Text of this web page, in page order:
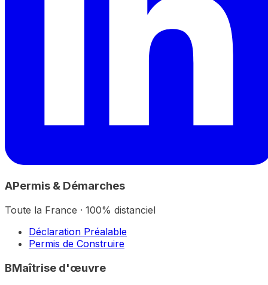
APermis & Démarches
Toute la France · 100% distanciel
Déclaration Préalable
Permis de Construire
BMaîtrise d'œuvre